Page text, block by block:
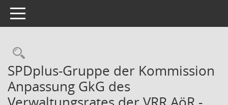
Toggle navigation
Rechercheauswahl
SPDplus-Gruppe der Kommission
Anpassung GkG des